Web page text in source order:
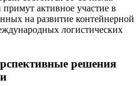
активное участие в
на развитие контейнерной
логистических
решения